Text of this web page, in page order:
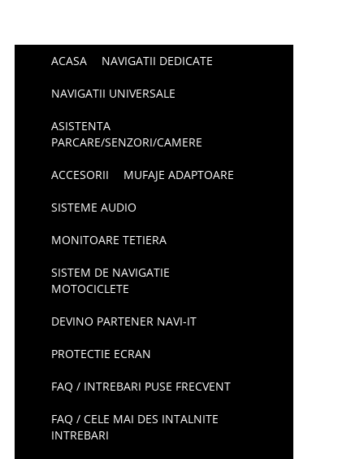
ACASA NAVIGATII DEDICATE
NAVIGATII UNIVERSALE
ASISTENTA
PARCARE/SENZORI/CAMERE
ACCESORII MUFAJE ADAPTOARE
SISTEME AUDIO
MONITOARE TETIERA
SISTEM DE NAVIGATIE
MOTOCICLETE
DEVINO PARTENER NAVI-IT
PROTECTIE ECRAN
FAQ / INTREBARI PUSE FRECVENT
FAQ / CELE MAI DES INTALNITE
INTREBARI